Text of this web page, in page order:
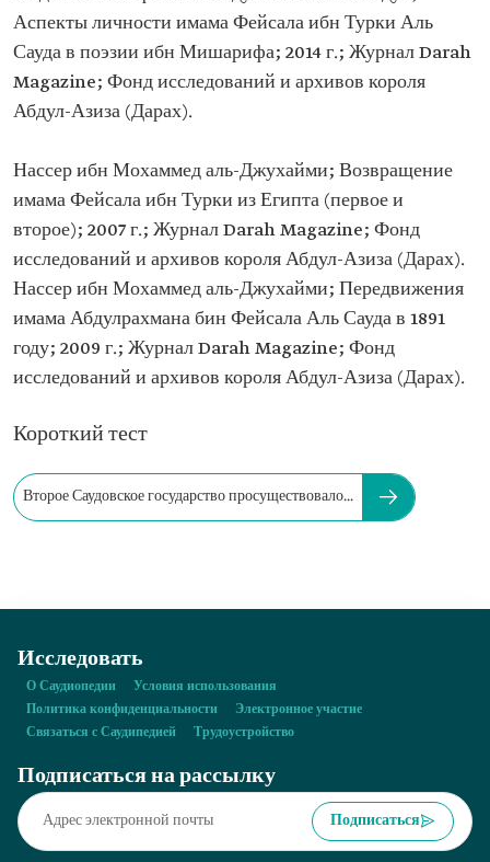
Аспекты личности имама Фейсала ибн Турки Аль
Сауда в поэзии ибн Мишарифа; 2014 г.; Журнал Darah
Magazine; Фонд исследований и архивов короля
Абдул-Азиза (Дарах).
Нассер ибн Мохаммед аль-Джухайми; Возвращение
имама Фейсала ибн Турки из Египта (первое и
второе); 2007 г.; Журнал Darah Magazine; Фонд
исследований и архивов короля Абдул-Азиза (Дарах).
Нассер ибн Мохаммед аль-Джухайми; Передвижения
имама Абдулрахмана бин Фейсала Аль Сауда в 1891
году; 2009 г.; Журнал Darah Magazine; Фонд
исследований и архивов короля Абдул-Азиза (Дарах).
Короткий тест
Второе Саудовское государство просуществовало...
Исследовать
О Саудиопедии
Условия использования
Политика конфиденциальности
Электронное участие
Связаться с Саудипедией
Трудоустройство
Подписаться на рассылку
Подписаться